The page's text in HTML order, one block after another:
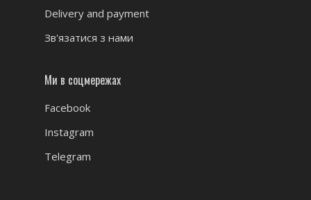
Delivery and payment
Зв'язатися з нами
Ми в соцмережах
Facebook
Instagram
Telegram